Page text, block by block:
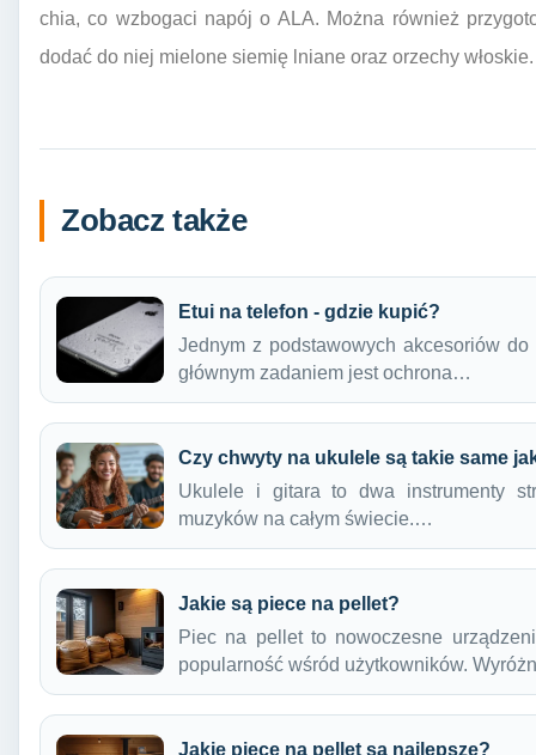
chia, co wzbogaci napój o ALA. Można również
dodać do niej mielone siemię lniane oraz orzechy włoskie.
Zobacz także
Etui na telefon - gdzie kupić?
Jednym z podstawowych akcesoriów
głównym zadaniem jest ochrona…
Czy chwyty na ukulele są takie same
Ukulele i gitara to dwa instrumenty
muzyków na całym świecie.…
Jakie są piece na pellet?
Piec na pellet to nowoczesne
popularność wśród użytkowników.
Jakie piece na pellet są najlepsze?